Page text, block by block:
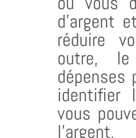
d’argent
réduire
outre,
dépenses
identifier
vous